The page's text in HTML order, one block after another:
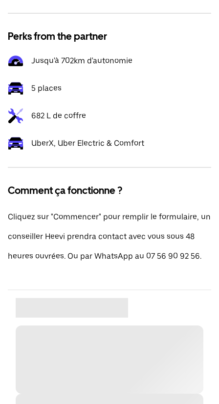
Perks from the partner
Jusqu'à 702km d'autonomie
5 places
682 L de coffre
UberX, Uber Electric & Comfort
Comment ça fonctionne ?
Cliquez sur "Commencer" pour remplir le formulaire, un
conseiller Heevi prendra contact avec vous sous 48
heures ouvrées. Ou par WhatsApp au 07 56 90 92 56.